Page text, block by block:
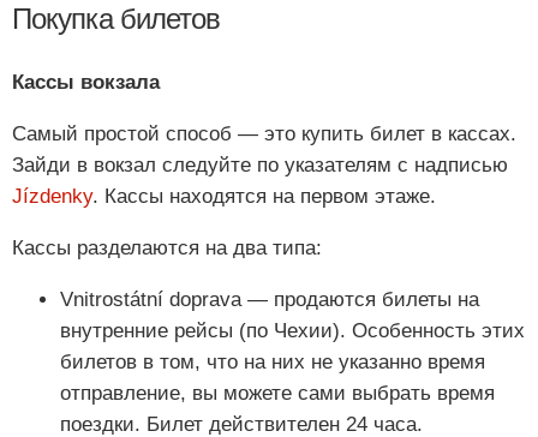
Покупка билетов
Кассы вокзала
Самый простой способ — это купить билет в кассах.
Зайди в вокзал следуйте по указателям с надписью
Jízdenky. Кассы находятся на первом этаже.
Кассы разделаются на два типа:
Vnitrostátní doprava — продаются билеты на
внутренние рейсы (по Чехии). Особенность этих
билетов в том, что на них не указанно время
отправление, вы можете сами выбрать время
поездки. Билет действителен 24 часа.